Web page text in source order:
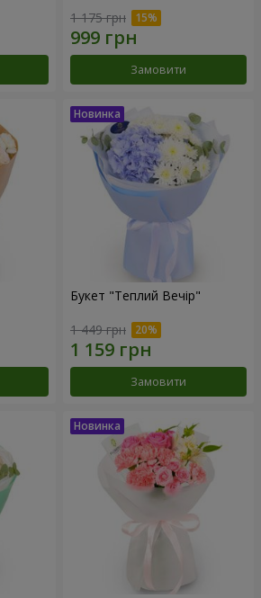
1 175 грн
Замовити
Букет "Теплий Вечір"
1 449 грн
Замовити